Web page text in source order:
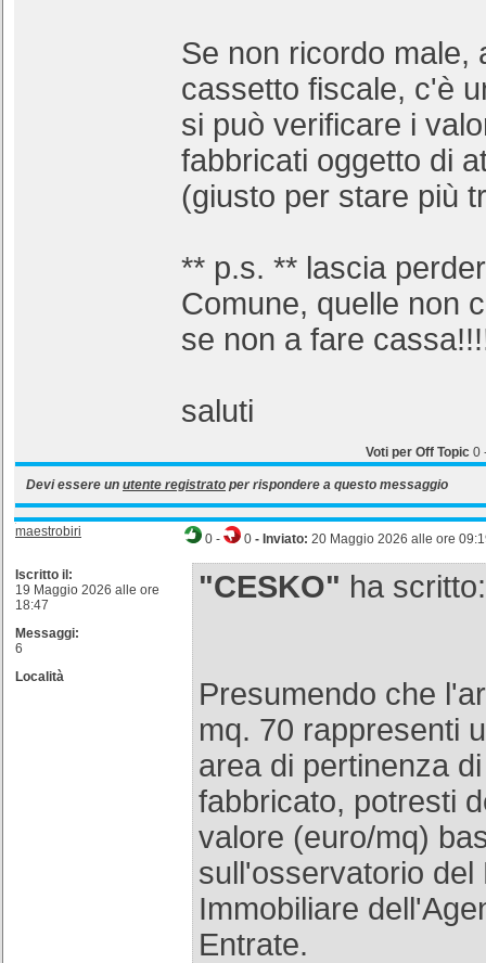
Se non ricordo male,
cassetto fiscale, c'è
si può verificare i
fabbricati oggetto di
(giusto per stare più
** p.s. ** lascia
Comune, quelle non
se non a fare
saluti
Voti per Off Topic 0
Devi essere un utente registrato per rispondere a questo messaggio
maestrobiri
Iscritto il:
19 Maggio 2026 alle ore
18:47
Messaggi:
6
Località
0 - 0 - Inviato: 20 Maggio 2026 alle ore
"CESKO" ha scritto:
Presumendo che
mq. 70 rappresenti
area di pertinenza
fabbricato, potresti
valore (euro/mq)
sull'osservatorio del
Immobiliare
Entrate.